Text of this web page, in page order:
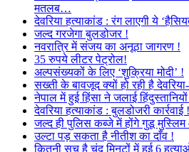
मतलब…
देवरिया हत्याकांड : रंग लाएगी ये
जल्द गरजेगा बुलडोजर !
नवरात्रि में संजय का अनूठा जागरण !
35 रुपये लीटर पेट्रोल!
अल्पसंख्यकों के लिए ‘शुक्रिया मोदी’ !
सख्ती के बावजूद क्यों हो रही है
नेपाल में हुई हिंसा ने जलाई
देवरिया हत्याकांड : बुलडोजरी कार्रवाई !
जल्द ही पुलिस कब्जे में होंगे गुडू
उल्टा पड़ सकता है नीतीश का दाँव !
कितनी सच है चंद मिनटों में हुई 6